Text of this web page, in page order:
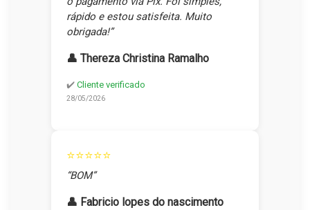
rápido e estou satisfeita. Muito
obrigada!”
👤 Thereza Christina Ramalho
✔️ Cliente verificado
28/05/2026
⭐⭐⭐⭐⭐
“BOM”
👤 Fabricio lopes do nascimento